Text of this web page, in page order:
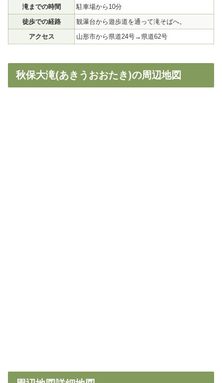
滝までの時間
駐車場から10分
徒歩での経路
観瀑台から遊歩道を通って滝そばへ。
アクセス
山形市から県道24号→県道62号
秋保大滝(あきうおおたき)の周辺地図